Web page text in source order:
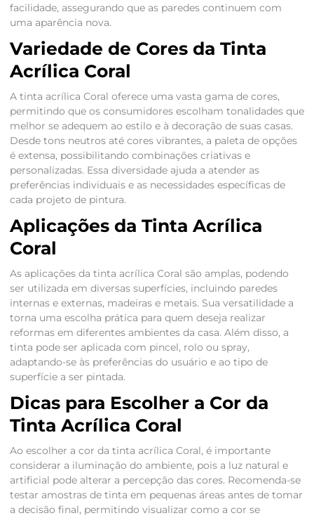
facilidade, assegurando que as paredes continuem com
uma aparência nova.
Variedade de Cores da Tinta
Acrílica Coral
A tinta acrílica Coral oferece uma vasta gama de cores,
permitindo que os consumidores escolham tonalidades que
melhor se adequem ao estilo e à decoração de suas casas.
Desde tons neutros até cores vibrantes, a paleta de opções
é extensa, possibilitando combinações criativas e
personalizadas. Essa diversidade ajuda a atender as
preferências individuais e as necessidades específicas de
cada projeto de pintura.
Aplicações da Tinta Acrílica
Coral
As aplicações da tinta acrílica Coral são amplas, podendo
ser utilizada em diversas superfícies, incluindo paredes
internas e externas, madeiras e metais. Sua versatilidade a
torna uma escolha prática para quem deseja realizar
reformas em diferentes ambientes da casa. Além disso, a
tinta pode ser aplicada com pincel, rolo ou spray,
adaptando-se às preferências do usuário e ao tipo de
superfície a ser pintada.
Dicas para Escolher a Cor da
Tinta Acrílica Coral
Ao escolher a cor da tinta acrílica Coral, é importante
considerar a iluminação do ambiente, pois a luz natural e
artificial pode alterar a percepção das cores. Recomenda-se
testar amostras de tinta em pequenas áreas antes de tomar
a decisão final, permitindo visualizar como a cor se